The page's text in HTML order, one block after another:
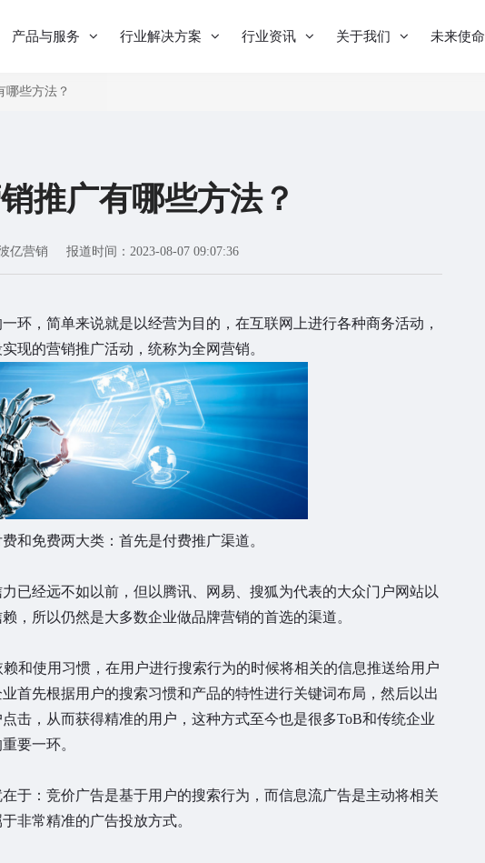
产品与服务 行业解决方案 行业资讯 关于我们 未来使命
哪些方法？
推广有哪些方法？
亿营销 报道时间：2023-08-07 09:07:36
环，简单来说就是以经营为目的，在互联网上进行各种商务活动，
现的营销推广活动，统称为全网营销。
和免费两大类：首先是付费推广渠道。
已经远不如以前，但以腾讯、网易、搜狐为代表的大众门户网站以
，所以仍然是大多数企业做品牌营销的首选的渠道。
和使用习惯，在用户进行搜索行为的时候将相关的信息推送给用户
首先根据用户的搜索习惯和产品的特性进行关键词布局，然后以出
击，从而获得精准的用户，这种方式至今也是很多ToB和传统企业
要一环。
于：竞价广告是基于用户的搜索行为，而信息流广告是主动将相关
非常精准的广告投放方式。